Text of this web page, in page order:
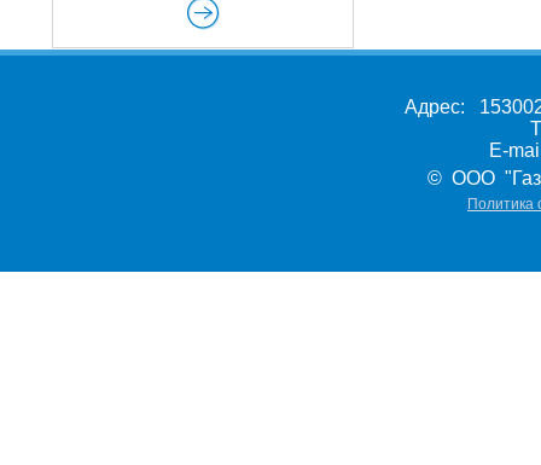
Адрес:
E-
© ООО
Политика